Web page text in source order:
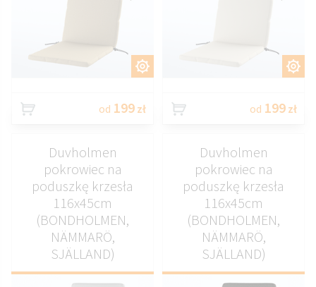
DOSTOSUJ
od 199 zł od 199 zł
Duvholmen
pokrowiec na
poduszkę krzesła
116x45cm
(BONDHOLMEN,
NÄMMARÖ,
SJÄLLAND)
Duvholmen
pokrowiec na
poduszkę krzesła
116x45cm
(BONDHOLMEN,
NÄMMARÖ,
SJÄLLAND)